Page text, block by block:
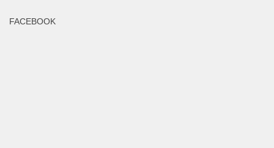
FACEBOOK